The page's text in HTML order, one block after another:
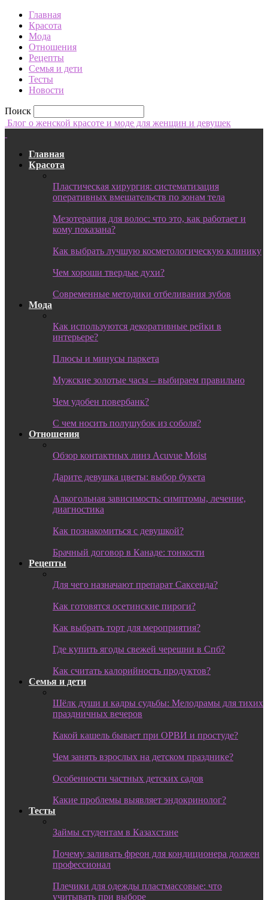
Главная
Красота
Мода
Отношения
Рецепты
Семья и дети
Тесты
Новости
Поиск
Блог о женской красоте и моде для женщин и девушек
Главная
Красота
Пластическая хирургия: систематизация
оперативных вмешательств по зонам тела
Мезотерапия для волос: что это, как работает и
кому показана?
Как выбрать лучшую косметологическую клинику
Чем хороши твердые духи?
Современные методики отбеливания зубов
Мода
Как используются декоративные рейки в
интерьере?
Плюсы и минусы паркета
Мужские золотые часы – выбираем правильно
Чем удобен повербанк?
С чем носить полушубок из соболя?
Отношения
Обзор контактных линз Acuvue Moist
Дарите девушка цветы: выбор букета
Алкогольная зависимость: симптомы, лечение,
диагностика
Как познакомиться с девушкой?
Брачный договор в Канаде: тонкости
Рецепты
Для чего назначают препарат Саксенда?
Как готовятся осетинские пироги?
Как выбрать торт для мероприятия?
Где купить ягоды свежей черешни в Спб?
Как считать калорийность продуктов?
Семья и дети
Шёлк души и кадры судьбы: Мелодрамы для тихих
праздничных вечеров
Какой кашель бывает при ОРВИ и простуде?
Чем занять взрослых на детском празднике?
Особенности частных детских садов
Какие проблемы выявляет эндокринолог?
Тесты
Займы студентам в Казахстане
Почему заливать фреон для кондиционера должен
профессионал
Плечики для одежды пластмассовые: что
учитывать при выборе